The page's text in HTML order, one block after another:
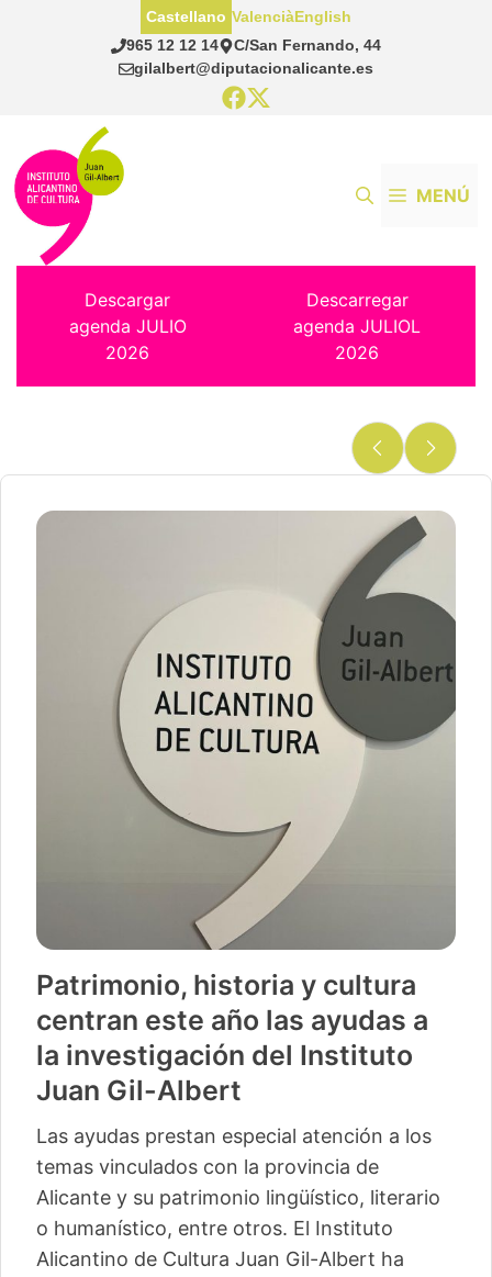
965 12 12 14
C/San Fernando, 44
gilalbert@diputacionalicante.es
Castellano ValenciàEnglish
MENÚ
Descargar
agenda JULIO
2026
Descarregar
agenda JULIOL
2026
Patrimonio, historia y cultura
centran este año las ayudas a
la investigación del Instituto
Juan Gil-Albert
Las ayudas prestan especial atención a los
temas vinculados con la provincia de
Alicante y su patrimonio lingüístico, literario
o humanístico, entre otros. El Instituto
Alicantino de Cultura Juan Gil-Albert ha